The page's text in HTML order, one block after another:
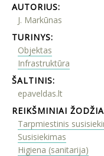
AUTORIUS:
J. Markūnas
TURINYS:
Objektas
Infrastruktūra
ŠALTINIS:
epaveldas.lt
REIKŠMINIAI
Tarpmiestinis
Susisiekimas
Higiena (sanitarija)